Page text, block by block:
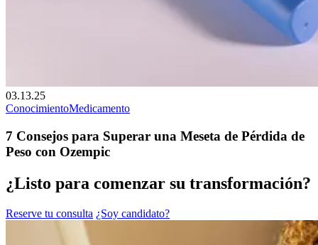
03.13.25
ConocimientoMedicamento
7 Consejos para Superar una Meseta de Pérdida de
Peso con Ozempic
¿Listo para comenzar su transformación?
Reserve tu consulta ¿Soy candidato?